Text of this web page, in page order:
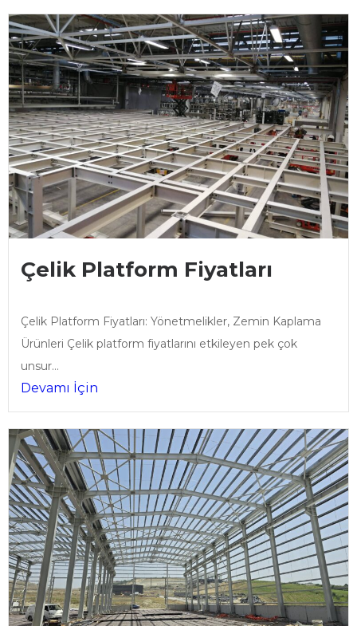
Çelik Platform Fiyatları
Çelik Platform Fiyatları: Yönetmelikler, Zemin Kaplama
Ürünleri Çelik platform fiyatlarını etkileyen pek çok
unsur...
Devamı İçin